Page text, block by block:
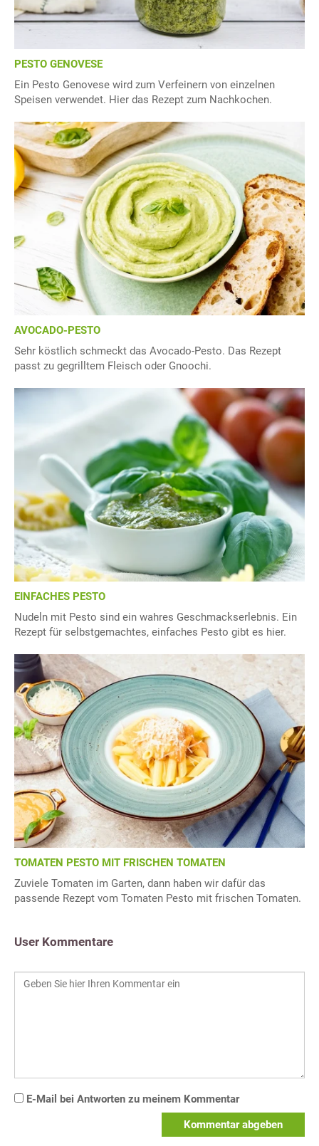
PESTO GENOVESE
Ein Pesto Genovese wird zum Verfeinern von einzelnen
Speisen verwendet. Hier das Rezept zum Nachkochen.
AVOCADO-PESTO
Sehr köstlich schmeckt das Avocado-Pesto. Das Rezept
passt zu gegrilltem Fleisch oder Gnoochi.
EINFACHES PESTO
Nudeln mit Pesto sind ein wahres Geschmackserlebnis. Ein
Rezept für selbstgemachtes, einfaches Pesto gibt es hier.
TOMATEN PESTO MIT FRISCHEN TOMATEN
Zuviele Tomaten im Garten, dann haben wir dafür das
passende Rezept vom Tomaten Pesto mit frischen Tomaten.
User Kommentare
E-Mail bei Antworten zu meinem Kommentar
Kommentar abgeben